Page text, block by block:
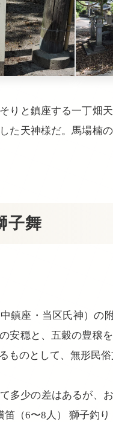
りと鎮座する一丁畑
た天神様だ。馬場楠
子舞
鎮座・当区氏神）の
安穏と、五穀の豊穣
ものとして、無形民
多少の差はあるが、
（6〜8人） 獅子釣